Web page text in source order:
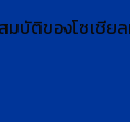
ของโซเชียล​